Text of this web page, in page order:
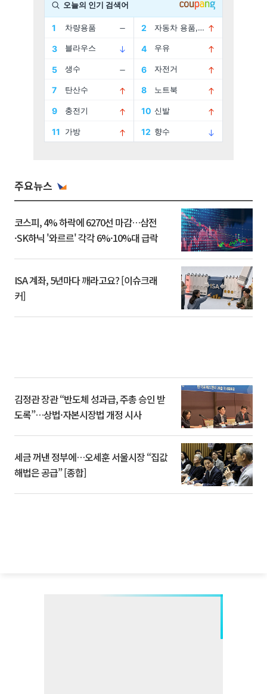
주요뉴스
코스피, 4% 하락에 6270선 마감…삼전
·SK하닉 '와르르' 각각 6%·10%대 급락
ISA 계좌, 5년마다 깨라고요? [이슈크래
커]
김정관 장관 “반도체 성과급, 주총 승인 받
도록”…상법·자본시장법 개정 시사
세금 꺼낸 정부에…오세훈 서울시장 “집값
해법은 공급” [종합]